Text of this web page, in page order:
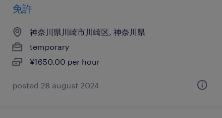
免許
神奈川県川崎市川崎区, 神奈川県
temporary
¥1650.00 per hour
posted 28 august 2024